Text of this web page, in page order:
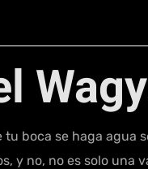
tu boca se haga
y no, no es solo una